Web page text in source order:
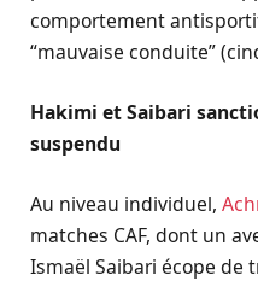
comportement
“mauvaise conduite”
Hakimi et Saibari
suspendu
Au niveau individuel,
matches CAF, dont un
Ismaël Saibari écope de